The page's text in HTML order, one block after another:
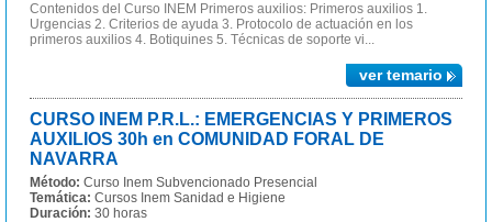
Contenidos del Curso INEM Primeros auxilios: Primeros auxilios 1.
Urgencias 2. Criterios de ayuda 3. Protocolo de actuación en los
primeros auxilios 4. Botiquines 5. Técnicas de soporte vi...
ver temario
CURSO INEM P.R.L.: EMERGENCIAS Y PRIMEROS
AUXILIOS 30h en COMUNIDAD FORAL DE
NAVARRA
Método: Curso Inem Subvencionado Presencial
Temática: Cursos Inem Sanidad e Higiene
Duración: 30 horas